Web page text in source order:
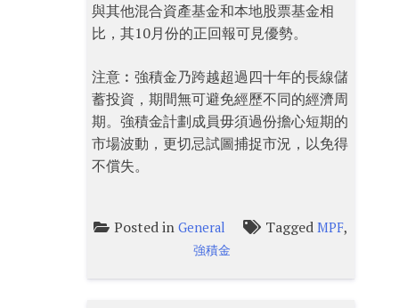
與其他混合資產基金和本地股票基金相
比，其10月份的正回報可見優勢。
注意︰強積金乃跨越超過四十年的長線儲
蓄投資，期間無可避免經歷不同的經濟周
期。強積金計劃成員毋須過份擔心短期的
市場波動，更切忌試圖捕捉市況，以免得
不償失。
Posted inGeneral TaggedMPF,
強積金